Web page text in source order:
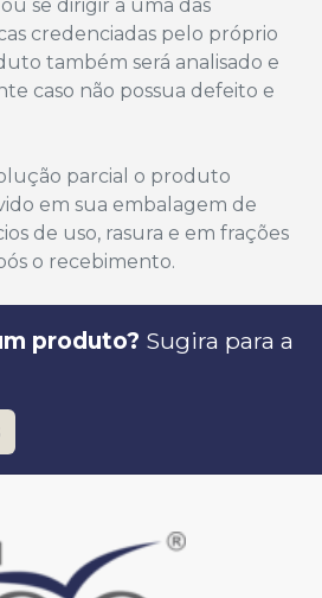
se dirigir a uma das
credenciadas pelo próprio
também será analisado e
caso não possua defeito e
parcial o produto
em sua embalagem de
de uso, rasura e em frações
o recebimento.
produto? Sugira para a